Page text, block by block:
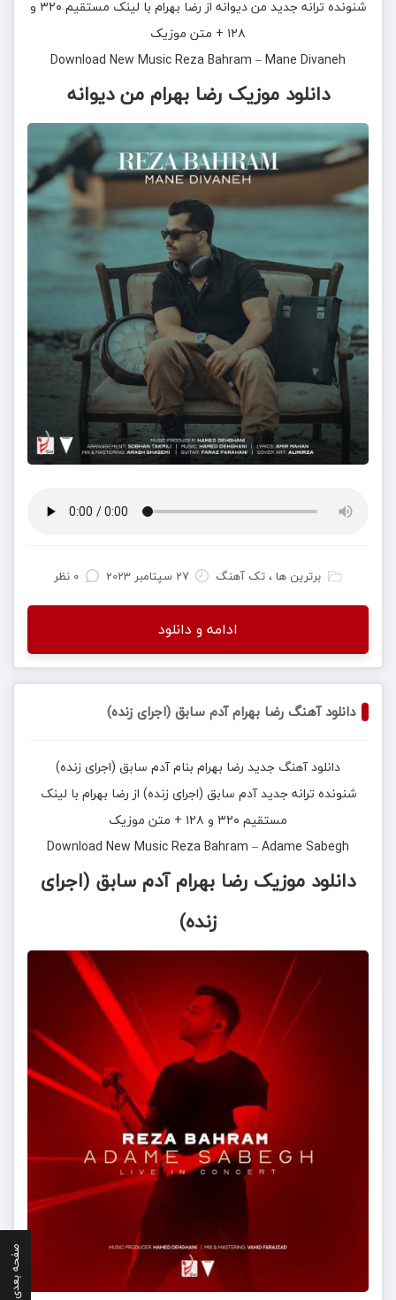
شنونده ترانه جدید من دیوانه از رضا بهرام
با لینک مستقیم ۳۲۰ و
۱۲۸ + متن موزیک
Download New MusicReza Bahram –Mane Divaneh
دانلود موزیک رضا بهرام من دیوانه
برترین ها ، تک آهنگ 27 سپتامبر 2023 0 نظر
ادامه و دانلود
دانلود آهنگ رضا بهرام آدم سابق (اجرای زنده)
دانلود آهنگ جدید رضا بهرام بنامآدم سابق (اجرای زنده)
شنونده ترانه جدیدآدم سابق (اجرای زنده) از رضا بهرام با لینک
مستقیم ۳۲۰ و ۱۲۸ + متن موزیک
Download New MusicReza Bahram –Adame Sabegh
دانلود موزیک رضا بهرام آدم سابق (اجرای
زنده)
صفحه بعدی